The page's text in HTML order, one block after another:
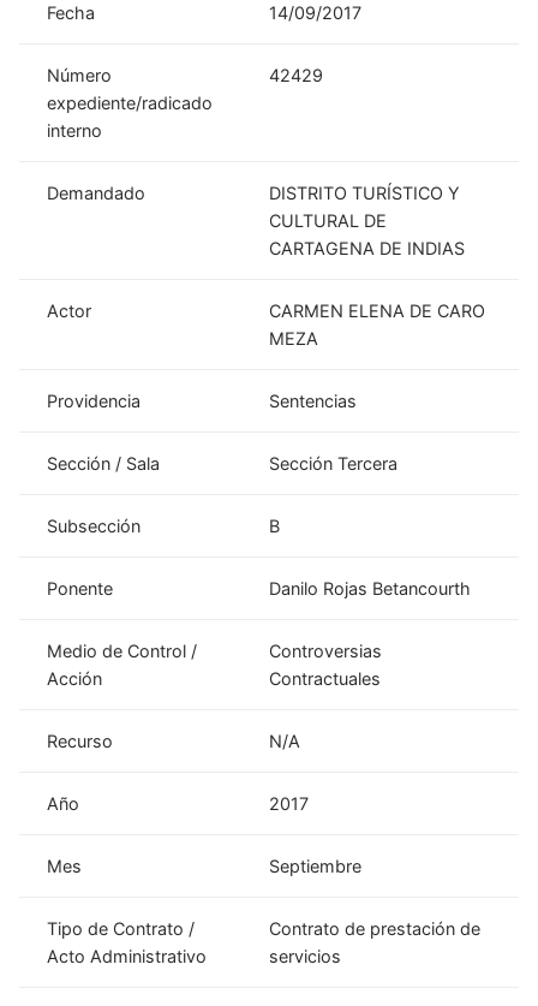
Fecha 14/09/2017
Número
expediente/radicado
interno
42429
Demandado
DISTRITO TURÍSTICO Y
CULTURAL DE
CARTAGENA DE INDIAS
Actor
CARMEN ELENA DE CARO
MEZA
Providencia Sentencias
Sección / Sala Sección Tercera
Subsección B
Ponente Danilo Rojas Betancourth
Medio de Control /
Acción
Controversias
Contractuales
Recurso N/A
Año 2017
Mes Septiembre
Tipo de Contrato /
Acto Administrativo
Contrato de prestación de
servicios